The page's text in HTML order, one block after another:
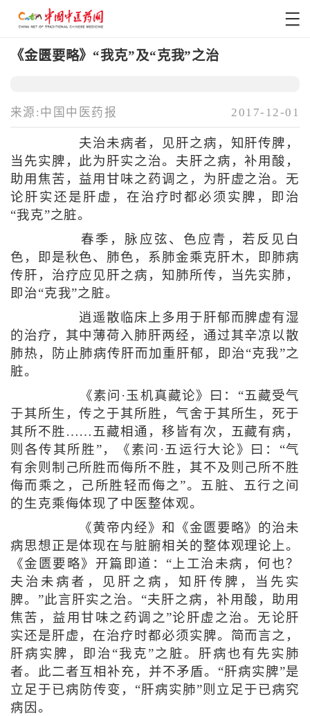
《金匮要略》“我克”及“克我”之治
来源:中国中医药报 2017-12-01
夫治未病者，见肝之病，知肝传脾，
当先实脾，此为肝实之治。夫肝之病，补用酸，
助用焦苦，益用甘味之药调之，为肝虚之治。无
论肝实还是肝虚，在治疗时都必须实脾，即治
“我克”之脏。
春季，脉应弦、色应青，若反见白
色，即是秋色、肺色，系肺金乘克肝木，即肺病
传肝，治疗应见肝之病，知肺所传，当先实肺，
即治“克我”之脏。
逍遥散临床上多用于肝郁而脾虚有湿
的治疗，其中薄荷入肺肝两经，通过其辛凉以散
肺热，防止肺病传肝而加重肝郁，即治“克我”之
脏。
《素问·玉机真藏论》曰：“五藏受气
于其所生，传之于其所胜，气舍于其所生，死于
其所不胜……五藏相通，移皆有次，五藏有病，
则各传其所胜”，《素问·五运行大论》曰：“气
有余则制己所胜而侮所不胜，其不及则己所不胜
侮而乘之，己所胜轻而侮之”。五脏、五行之间
的生克乘侮体现了中医整体观。
《黄帝内经》和《金匮要略》的治未
病思想正是体现在与脏腑相关的整体观理论上。
《金匮要略》开篇即道：“上工治未病，何也？
夫治未病者，见肝之病，知肝传脾，当先实
脾。”此言肝实之治。“夫肝之病，补用酸，助用
焦苦，益用甘味之药调之”论肝虚之治。无论肝
实还是肝虚，在治疗时都必须实脾。简而言之，
肝病实脾，即治“我克”之脏。肝病也有先实肺
者。此二者互相补充，并不矛盾。“肝病实脾”是
立足于已病防传变，“肝病实肺”则立足于已病究
病因。